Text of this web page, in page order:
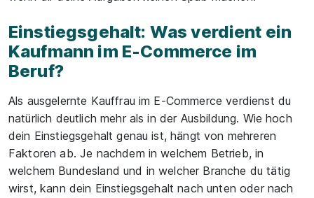
Einstiegsgehalt: Was verdient ein
Kaufmann im E-Commerce im
Beruf?
Als ausgelernte Kauffrau im E-Commerce verdienst du
natürlich deutlich mehr als in der Ausbildung. Wie hoch
dein Einstiegsgehalt genau ist, hängt von mehreren
Faktoren ab. Je nachdem in welchem Betrieb, in
welchem Bundesland und in welcher Branche du tätig
wirst, kann dein Einstiegsgehalt nach unten oder nach